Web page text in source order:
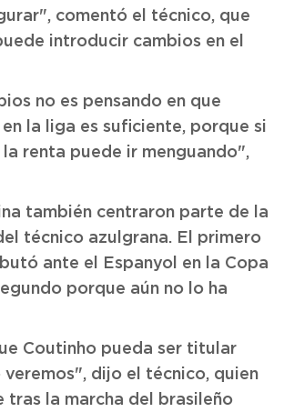
comentó el técnico, que
introducir cambios en el
no es pensando en que
la liga es suficiente, porque si
la renta puede ir menguando",
también centraron parte de la
técnico azulgrana. El primero
ante el Espanyol en la Copa
porque aún no lo ha
Coutinho pueda ser titular
veremos", dijo el técnico, quien
tras la marcha del brasileño